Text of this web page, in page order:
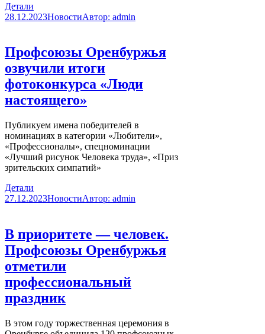
Детали
28.12.2023НовостиАвтор: admin
Профсоюзы Оренбуржья
озвучили итоги
фотоконкурса «Люди
настоящего»
Публикуем имена победителей в
номинациях в категории «Любители»,
«Профессионалы», спецноминации
«Лучший рисунок Человека труда», «Приз
зрительских симпатий»
Детали
27.12.2023НовостиАвтор: admin
В приоритете — человек.
Профсоюзы Оренбуржья
отметили
профессиональный
праздник
В этом году торжественная церемония в